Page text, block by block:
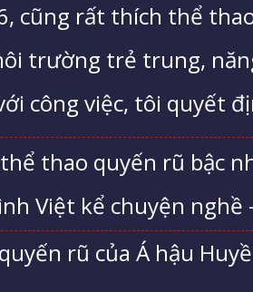
cũng rất thích thể
trường trẻ trung,
công việc, tôi quyết
rũ của Á hậu